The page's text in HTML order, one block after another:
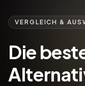
VERGLEICH &
Die